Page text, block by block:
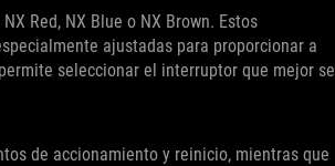
Red, NX Blue o NX Brown. Estos
ajustadas para proporcionar a
seleccionar el interruptor que mejor se
de accionamiento y reinicio, mientras que